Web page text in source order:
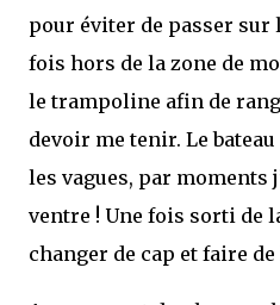
pour éviter de passer sur
fois hors de la zone de
le trampoline afin de
devoir me tenir. Le
les vagues, par moments
ventre ! Une fois sorti de
changer de cap et faire